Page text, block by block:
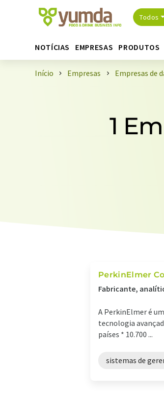
Todos
NOTÍCIAS EMPRESAS PRODUTOS
Início Empresas Empresas de
1
PerkinElmer
Fabricante,
A PerkinElmer é
tecnologia
países * 10.700 ...
sistemas de